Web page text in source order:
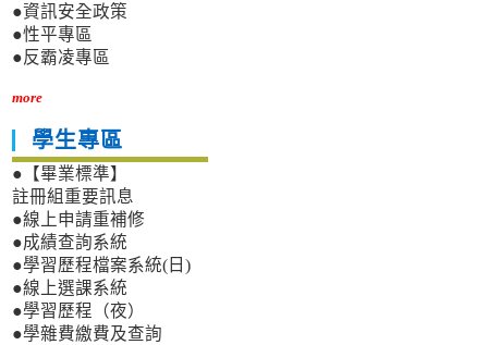
●資訊安全政策
●性平專區
●反霸凌專區
more
學生專區
●【畢業標準】
註冊組重要訊息
●線上申請重補修
●成績查詢系統
●學習歷程檔案系統(日)
●線上選課系統
●學習歷程（夜）
●學雜費繳費及查詢